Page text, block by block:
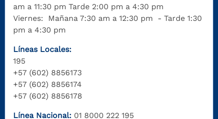
am a 11:30 pm Tarde 2:00 pm a 4:30 pm
Viernes: Mañana 7:30 am a 12:30 pm - Tarde 1:30
pm a 4:30 pm
Líneas Locales:
195
+57 (602) 8856173
+57 (602) 8856174
+57 (602) 8856178
Línea Nacional: 01 8000 222 195